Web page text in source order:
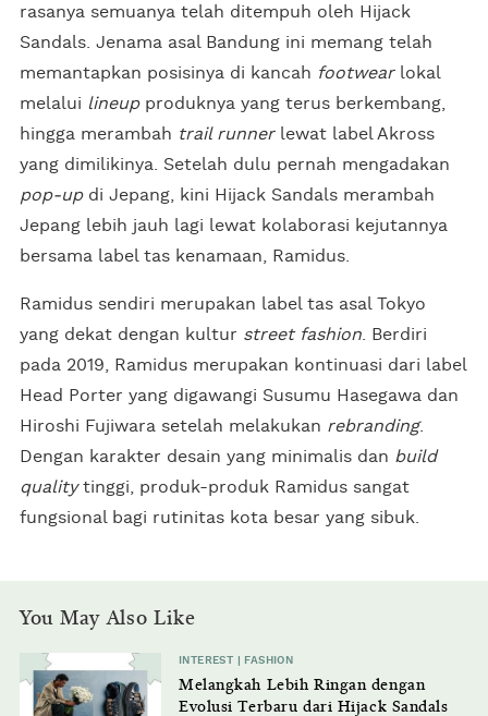
rasanya semuanya telah ditempuh oleh Hijack
Sandals. Jenama asal Bandung ini memang telah
memantapkan posisinya di kancah footwearlokal
melalui lineupproduknya yang terus berkembang,
hingga merambah trail runnerlewat label Akross
yang dimilikinya. Setelah dulu pernah mengadakan
pop-updi Jepang, kini Hijack Sandals merambah
Jepang lebih jauh lagi lewat kolaborasi kejutannya
bersama label tas kenamaan, Ramidus.
Ramidus sendiri merupakan label tas asal Tokyo
yang dekat dengan kultur street fashion . Berdiri
pada 2019, Ramidus merupakan kontinuasi dari label
Head Porter yang digawangi Susumu Hasegawa dan
Hiroshi Fujiwara setelah melakukan rebranding.
Dengan karakter desain yang minimalis dan build
qualitytinggi, produk-produk Ramidus sangat
fungsional bagi rutinitas kota besar yang sibuk.
You May Also Like
INTEREST | FASHION
Melangkah Lebih Ringan dengan
Evolusi Terbaru dari Hijack Sandals